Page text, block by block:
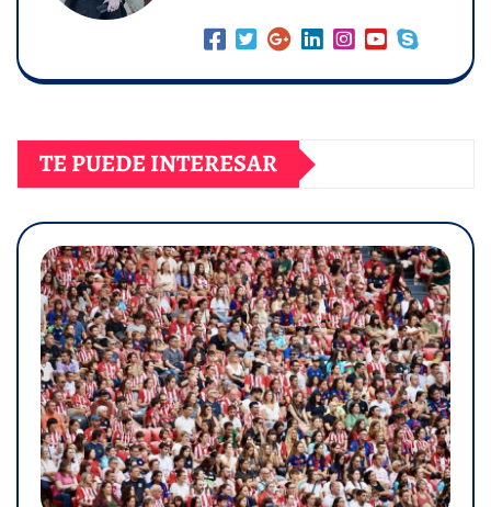
TE PUEDE INTERESAR